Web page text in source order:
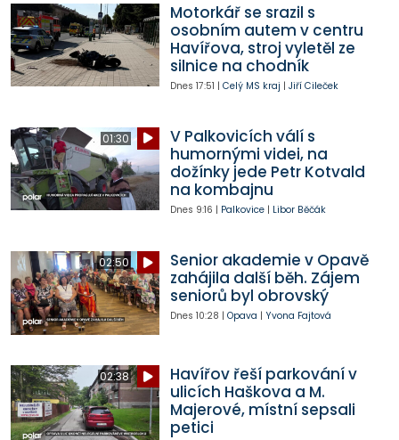
Motorkář se srazil s
osobním autem v centru
Havířova, stroj vyletěl ze
silnice na chodník
Dnes 17:51 | Celý MS kraj | Jiří Cileček
01:30
V Palkovicích válí s
humornými videi, na
dožínky jede Petr Kotvald
na kombajnu
Dnes 9:16 | Palkovice| Libor Běčák
02:50
Senior akademie v Opavě
zahájila další běh. Zájem
seniorů byl obrovský
Dnes 10:28 | Opava | Yvona Fajtová
02:38
Havířov řeší parkování v
ulicích Haškova a M.
Majerové, místní sepsali
petici